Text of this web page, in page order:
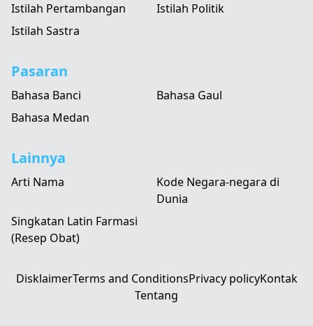
Istilah Pertambangan
Istilah Politik
Istilah Sastra
Pasaran
Bahasa Banci
Bahasa Gaul
Bahasa Medan
Lainnya
Arti Nama
Kode Negara-negara di
Dunia
Singkatan Latin Farmasi
(Resep Obat)
DisklaimerTerms and ConditionsPrivacy policyKontak
Tentang